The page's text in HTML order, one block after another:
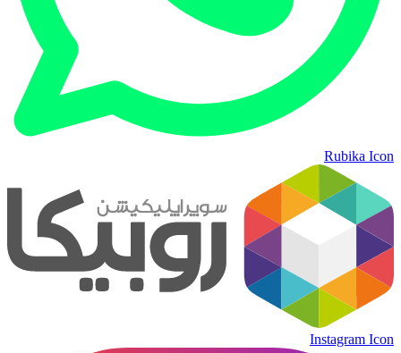
Rubika Icon
Instagram Icon